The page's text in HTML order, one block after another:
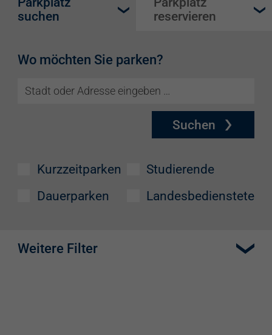
suchen
reservieren
Wo möchten Sie parken?
Suchen
Kurzzeitparken
Dauerparken
Studierende
Landesbedienstete
Weitere Filter